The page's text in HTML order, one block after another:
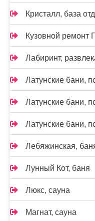
Кристалл, база
Кузовной ремонт
Лабиринт,
Латунские бани,
Латунские бани,
Латунские бани,
Лебяжинская,
Лунный Кот, баня
Люкс, сауна
Магнат, сауна